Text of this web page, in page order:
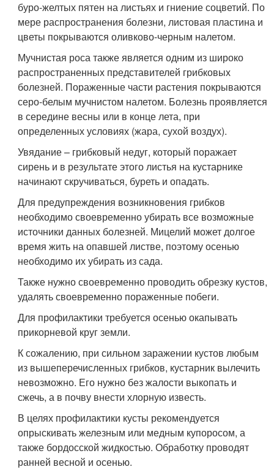
буро-желтых пятен на листьях и гниение соцветий. По
мере распространения болезни, листовая пластина и
цветы покрываются оливково-черным налетом.
Мучнистая роса также является одним из широко
распространенных представителей грибковых
болезней. Пораженные части растения покрываются
серо-белым мучнистом налетом. Болезнь проявляется
в середине весны или в конце лета, при
определенных условиях (жара, сухой воздух).
Увядание – грибковый недуг, который поражает
сирень и в результате этого листья на кустарнике
начинают скручиваться, буреть и опадать.
Для предупреждения возникновения грибков
необходимо своевременно убирать все возможные
источники данных болезней. Мицелий может долгое
время жить на опавшей листве, поэтому осенью
необходимо их убирать из сада.
Также нужно своевременно проводить обрезку кустов,
удалять своевременно пораженные побеги.
Для профилактики требуется осенью окапывать
прикорневой круг земли.
К сожалению, при сильном заражении кустов любым
из вышеперечисленных грибков, кустарник вылечить
невозможно. Его нужно без жалости выкопать и
сжечь, а в почву внести хлорную известь.
В целях профилактики кусты рекомендуется
опрыскивать железным или медным купоросом, а
также бордосской жидкостью. Обработку проводят
ранней весной и осенью.